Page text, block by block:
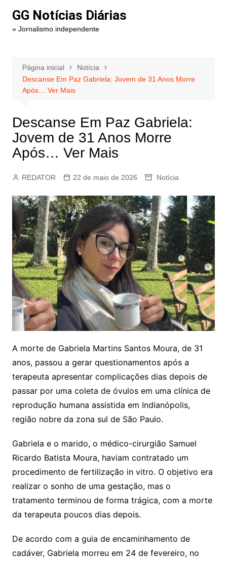
paraGG Notícias Diárias
» Jornalismo independente
Página inicial
Notícia
Descanse Em Paz Gabriela: Jovem de 31 Anos Morre
Após… Ver Mais
Descanse Em Paz Gabriela:
Jovem de 31 Anos Morre
Após… Ver Mais
REDATOR 22 de maio de 2026 Notícia
A morte de Gabriela Martins Santos Moura, de 31
anos, passou a gerar questionamentos após a
terapeuta apresentar complicações dias depois de
passar por uma coleta de óvulos em uma clínica de
reprodução humana assistida em Indianópolis,
região nobre da zona sul de São Paulo.
Gabriela e o marido, o médico-cirurgião Samuel
Ricardo Batista Moura, haviam contratado um
procedimento de fertilização in vitro. O objetivo era
realizar o sonho de uma gestação, mas o
tratamento terminou de forma trágica, com a morte
da terapeuta poucos dias depois.
De acordo com a guia de encaminhamento de
cadáver, Gabriela morreu em 24 de fevereiro, no